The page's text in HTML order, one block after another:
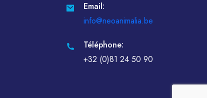
Email:
info@neoanimalia.be
Téléphone:
+32 (0)81 24 50 90